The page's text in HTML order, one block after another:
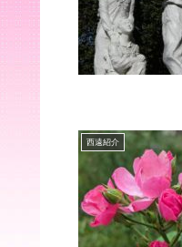
西遠紹介